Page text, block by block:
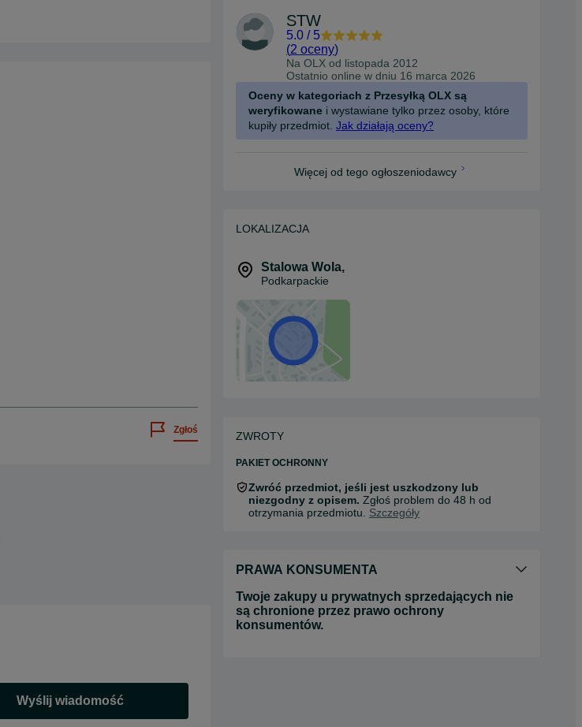
Zgłoś
Wyślij wiadomość
STW
5.0 / 5
(2 oceny)
Na OLX od listopada 2012
Ostatnio online w dniu 16 marca 2026
Oceny w kategoriach z Przesyłką OLX są
weryfikowane i wystawiane tylko przez osoby, które
kupiły przedmiot. Jak działają oceny?
Więcej od tego ogłoszeniodawcy
LOKALIZACJA
Stalowa Wola,
Podkarpackie
ZWROTY
PAKIET OCHRONNY
Zwróć przedmiot, jeśli jest uszkodzony lub
niezgodny z opisem. Zgłoś problem do 48 h od
otrzymania przedmiotu. Szczegóły
PRAWA KONSUMENTA
Twoje zakupy u prywatnych sprzedających nie
są chronione przez prawo ochrony
konsumentów.